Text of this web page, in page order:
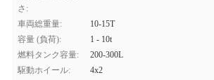
さ:
車両総重量:
10-15T
容量 (負荷):
1 - 10t
燃料タンク容量:
200-300L
駆動ホイール:
4x2